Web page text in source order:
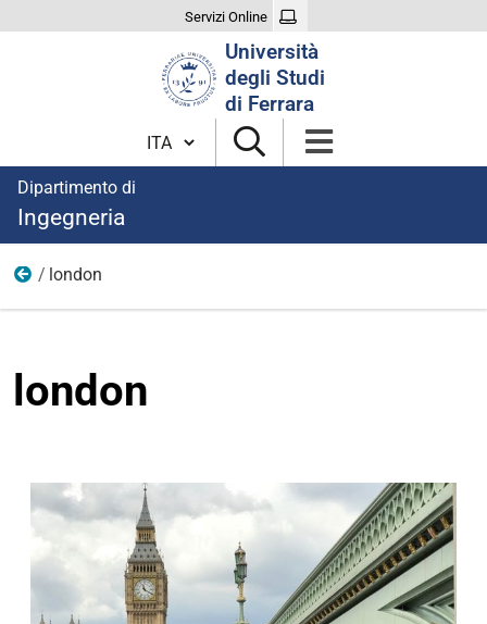
Servizi Online
Università
degli Studi
di Ferrara
Cambia lingua
Dipartimento di
Ingegneria
immagini
london
london